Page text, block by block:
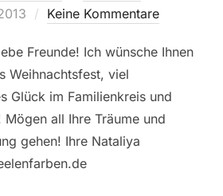
Keine Kommentare
Freunde! Ich wünsche Ihnen
Weihnachtsfest, viel
Glück im Familienkreis und
all Ihre Träume und
gehen! Ihre Nataliya